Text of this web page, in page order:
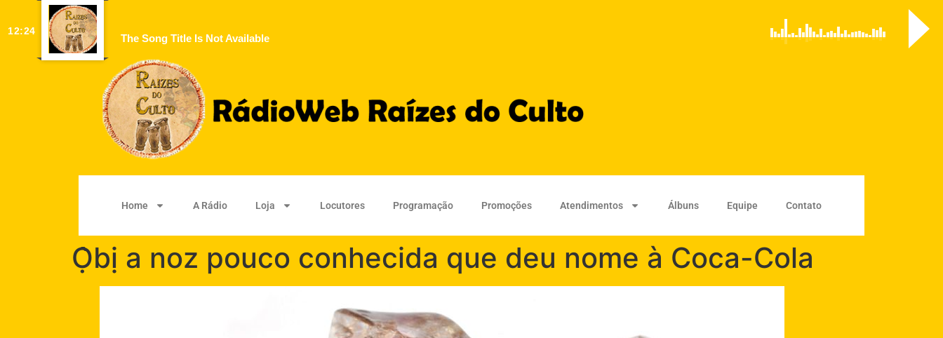
12:24
The Song Title Is Not Available
Home A Rádio Loja Locutores Programação Promoções Atendimentos Álbuns Equipe Contato
Ọ̀bị a noz pouco conhecida que deu nome à Coca-Cola